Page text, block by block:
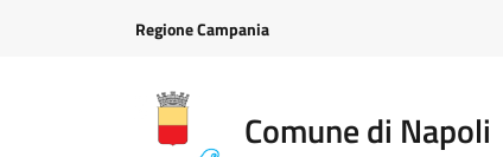
Regione Campania
Comune di Napoli